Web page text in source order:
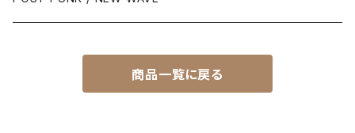
SKA / ROCK STEADY / REGGAE
商品一覧に戻る